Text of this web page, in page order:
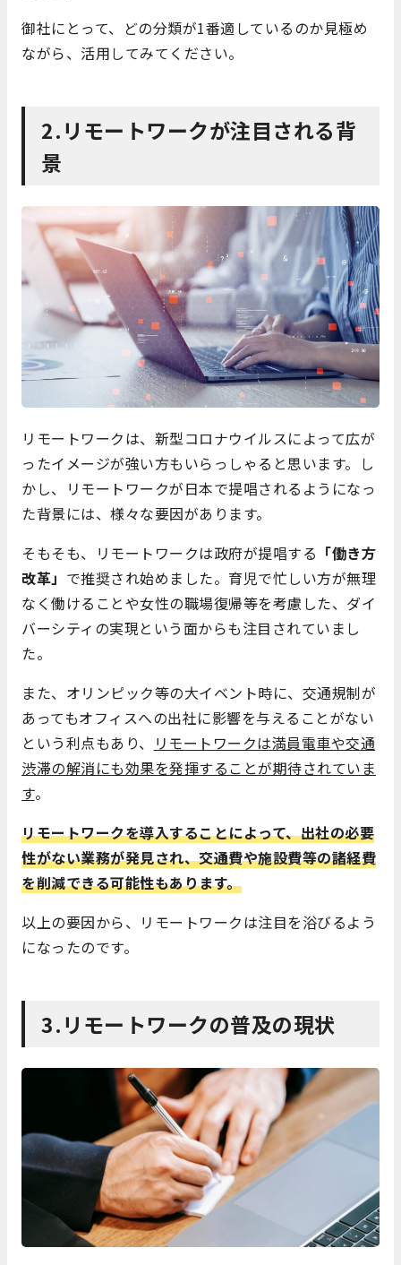
御社にとって、どの分類が1番適しているのか見極め
ながら、活用してみてください。
2.リモートワークが注目される背
景
リモートワークは、新型コロナウイルスによって広が
ったイメージが強い方もいらっしゃると思います。し
かし、リモートワークが日本で提唱されるようになっ
た背景には、様々な要因があります。
そもそも、リモートワークは政府が提唱する 「働き方
改革」 で推奨され始めました。育児で忙しい方が無理
なく働けることや女性の職場復帰等を考慮した、ダイ
バーシティの実現という面からも注目されていまし
た。
また、オリンピック等の大イベント時に、交通規制が
あってもオフィスへの出社に影響を与えることがない
という利点もあり、
リモートワークは満員電車や交通
渋滞の解消にも効果を発揮することが期待されていま
す。
リモートワークを導入することによって、出社の必要
性がない業務が発見され、交通費や施設費等の諸経費
を削減できる可能性もあります。
以上の要因から、リモートワークは注目を浴びるよう
になったのです。
3.リモートワークの普及の現状